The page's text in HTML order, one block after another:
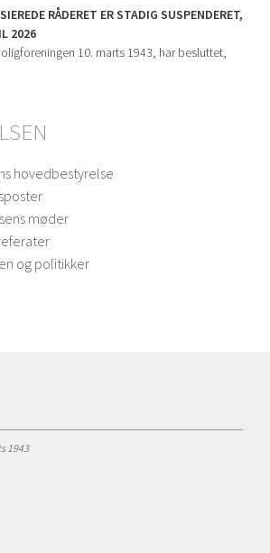
RÅDERET ER STADIG SUSPENDERET,
2026
10. marts 1943, har besluttet,
hovedbestyrelse
møder
og politikker
1943